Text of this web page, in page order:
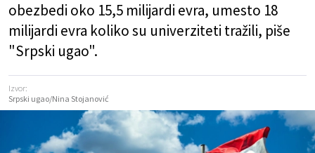
obezbedi oko 15,5 milijardi evra, umesto 18
milijardi evra koliko su univerziteti tražili, piše
"Srpski ugao".
Izvor:
Srpski ugao/Nina Stojanović